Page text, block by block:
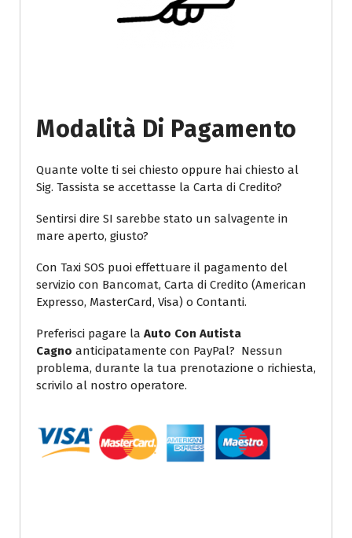
Modalità Di Pagamento
Quante volte ti sei chiesto oppure hai chiesto al
Sig. Tassista se accettasse la Carta di Credito?
Sentirsi dire SI sarebbe stato un salvagente in
mare aperto, giusto?
Con Taxi SOS puoi effettuare il pagamento del
servizio con Bancomat, Carta di Credito (American
Expresso, MasterCard, Visa) o Contanti.
Preferisci pagare la Auto Con Autista
Cagno anticipatamente con PayPal? Nessun
problema, durante la tua prenotazione o richiesta,
scrivilo al nostro operatore.